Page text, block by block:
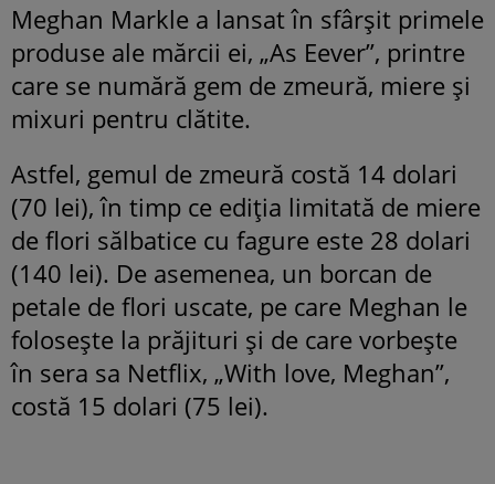
Meghan Markle a lansat în sfârșit primele
produse ale mărcii ei, „As Eever”, printre
care se numără gem de zmeură, miere și
mixuri pentru clătite.
Astfel, gemul de zmeură costă 14 dolari
(70 lei), în timp ce ediția limitată de miere
de flori sălbatice cu fagure este 28 dolari
(140 lei). De asemenea, un borcan de
petale de flori uscate, pe care Meghan le
folosește la prăjituri și de care vorbește
în sera sa Netflix, „With love, Meghan”,
costă 15 dolari (75 lei).